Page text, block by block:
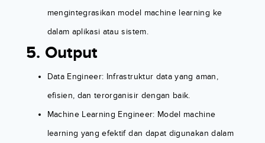
mengintegrasikan model machine learning ke
dalam aplikasi atau sistem.
5. Output
Data Engineer: Infrastruktur data yang aman,
efisien, dan terorganisir dengan baik.
Machine Learning Engineer: Model machine
learning yang efektif dan dapat digunakan dalam